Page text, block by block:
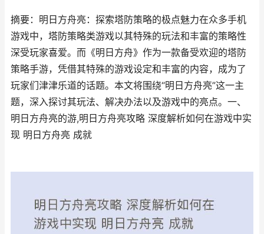
摘要：明日方舟亮：探索塔防策略的极点魅力在众多手机
游戏中，塔防策略类游戏以其特殊的玩法和丰富的策略性
深受玩家喜爱。而《明日方舟》作为一款备受欢迎的塔防
策略手游，凭借其特殊的游戏设定和丰富的内容，成为了
玩家们津津乐道的话题。本文将围绕“明日方舟亮”这一主
题，深入探讨其玩法、解决办法以及游戏中的亮点。一、
明日方舟亮的游,明日方舟亮攻略 深度解析如何在游戏中实
现 明日方舟亮 成就